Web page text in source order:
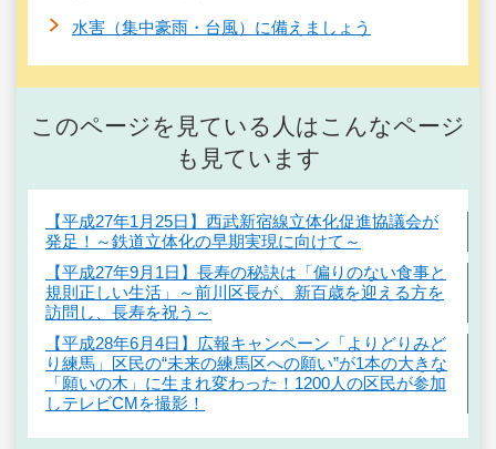
水害（集中豪雨・台風）に備えましょう
このページを見ている人はこんなページ
も見ています
【平成27年1月25日】西武新宿線立体化促進協議会が
発足！～鉄道立体化の早期実現に向けて～
【平成27年9月1日】長寿の秘訣は「偏りのない食事と
規則正しい生活」～前川区長が、新百歳を迎える方を
訪問し、長寿を祝う～
【平成28年6月4日】広報キャンペーン「よりどりみど
り練馬」区民の“未来の練馬区への願い”が1本の大きな
「願いの木」に生まれ変わった！1200人の区民が参加
しテレビCMを撮影！